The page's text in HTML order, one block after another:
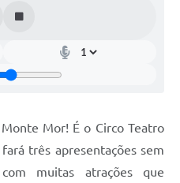
Mor! É o Circo Teatro
três apresentações sem
muitas atrações que